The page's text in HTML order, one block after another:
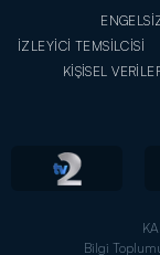
İZLEYİCİ TEMSİLCİSİ
KİŞİSEL
Bilgi